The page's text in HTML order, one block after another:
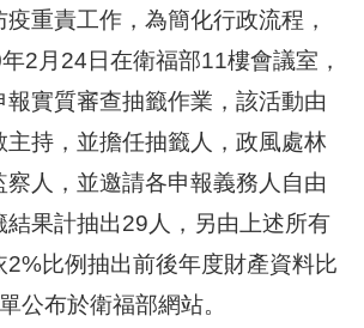
重責工作，為簡化行政流程，
2月24日在衛福部11樓會議室，
實質審查抽籤作業，該活動由
主持，並擔任抽籤人，政風處林
察人，並邀請各申報義務人自由
結果計抽出29人，另由上述所有
2%比例抽出前後年度財產資料比
公布於衛福部網站。